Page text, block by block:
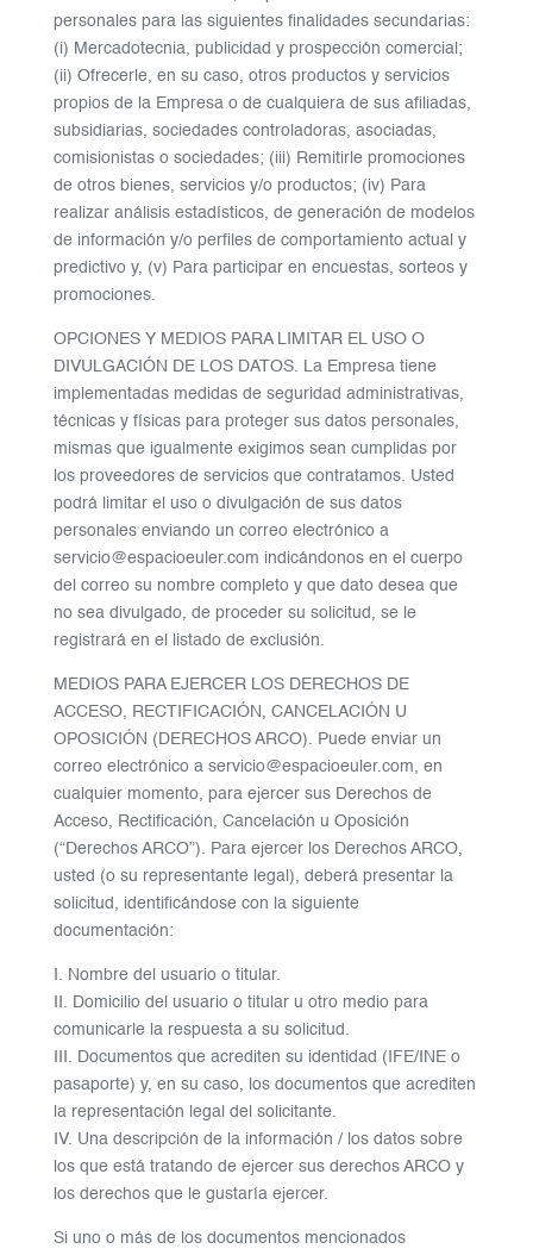
personales para las siguientes finalidades secundarias:
(i) Mercadotecnia, publicidad y prospección comercial;
(ii) Ofrecerle, en su caso, otros productos y servicios
propios de la Empresa o de cualquiera de sus afiliadas,
subsidiarias, sociedades controladoras, asociadas,
comisionistas o sociedades; (iii) Remitirle promociones
de otros bienes, servicios y/o productos; (iv) Para
realizar análisis estadísticos, de generación de modelos
de información y/o perfiles de comportamiento actual y
predictivo y, (v) Para participar en encuestas, sorteos y
promociones.
OPCIONES Y MEDIOS PARA LIMITAR EL USO O
DIVULGACIÓN DE LOS DATOS. La Empresa tiene
implementadas medidas de seguridad administrativas,
técnicas y físicas para proteger sus datos personales,
mismas que igualmente exigimos sean cumplidas por
los proveedores de servicios que contratamos. Usted
podrá limitar el uso o divulgación de sus datos
personales enviando un correo electrónico a
servicio@espacioeuler.com indicándonos en el cuerpo
del correo su nombre completo y que dato desea que
no sea divulgado, de proceder su solicitud, se le
registrará en el listado de exclusión.
MEDIOS PARA EJERCER LOS DERECHOS DE
ACCESO, RECTIFICACIÓN, CANCELACIÓN U
OPOSICIÓN (DERECHOS ARCO). Puede enviar un
correo electrónico a servicio@espacioeuler.com, en
cualquier momento, para ejercer sus Derechos de
Acceso, Rectificación, Cancelación u Oposición
(“Derechos ARCO”). Para ejercer los Derechos ARCO,
usted (o su representante legal), deberá presentar la
solicitud, identificándose con la siguiente
documentación:
I. Nombre del usuario o titular.
II. Domicilio del usuario o titular u otro medio para
comunicarle la respuesta a su solicitud.
III. Documentos que acrediten su identidad (IFE/INE o
pasaporte) y, en su caso, los documentos que acrediten
la representación legal del solicitante.
IV. Una descripción de la información / los datos sobre
los que está tratando de ejercer sus derechos ARCO y
los derechos que le gustaría ejercer.
Si uno o más de los documentos mencionados